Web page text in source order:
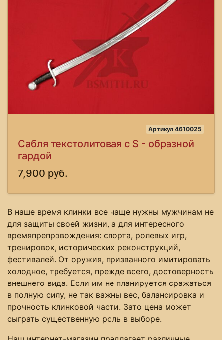
Артикул 4610025
Сабля текстолитовая с S - образной
гардой
7,900 руб.
В наше время клинки все чаще нужны мужчинам не
для защиты своей жизни, а для интересного
времяпрепровождения: спорта, ролевых игр,
тренировок, исторических реконструкций,
фестивалей. От оружия, призванного имитировать
холодное, требуется, прежде всего, достоверность
внешнего вида. Если им не планируется сражаться
в полную силу, не так важны вес, балансировка и
прочность клинковой части. Зато цена может
сыграть существенную роль в выборе.